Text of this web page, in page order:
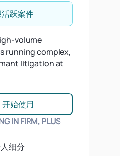
跃案件
volume
running complex,
litigation at
开始使用
IN FIRM, PLUS
细分